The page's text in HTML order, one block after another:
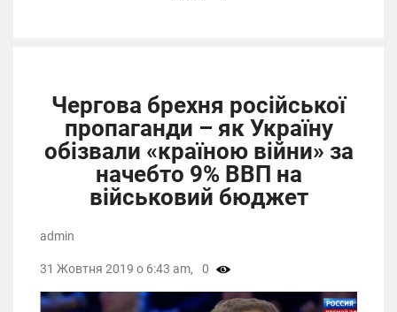
Чергова брехня російської
пропаганди – як Україну
обізвали «країною війни» за
начебто 9% ВВП на
військовий бюджет
admin
31 Жовтня 2019 о 6:43 am, 0